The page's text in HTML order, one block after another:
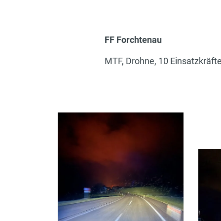
FF Forchtenau
MTF, Drohne, 10